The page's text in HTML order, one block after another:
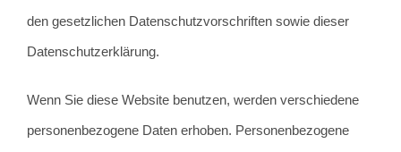
den gesetzlichen Datenschutzvorschriften sowie dieser
Datenschutzerklärung.
Wenn Sie diese Website benutzen, werden verschiedene
personenbezogene Daten erhoben. Personenbezogene